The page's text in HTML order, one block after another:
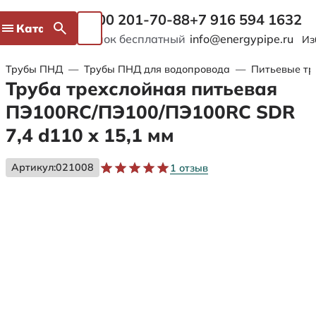
Каталог 8 800 201-70-88
Звонок бесплатный
+7 916 594 1632
info@energypipe.ru
Трубы ПНД — Трубы ПНД для водопровода — Питьевые
Труба трехслойная питьевая
ПЭ100RC/ПЭ100/ПЭ100RC SDR
7,4 d110 х 15,1 мм
Артикул:021008 1 отзыв